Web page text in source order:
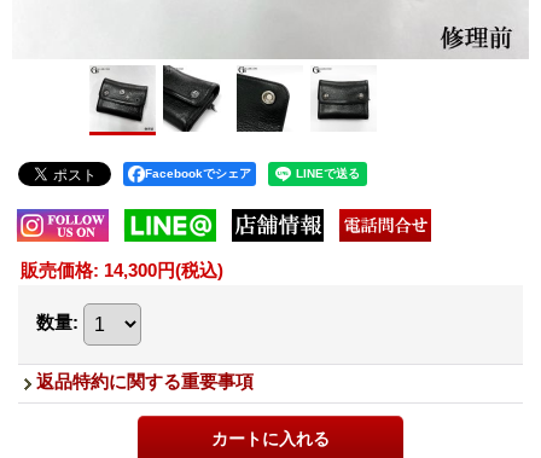
Facebookでシェア
販売価格: 14,300円(税込)
数量:
返品特約に関する重要事項